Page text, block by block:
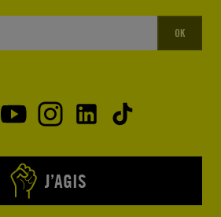
OK
J’AGIS